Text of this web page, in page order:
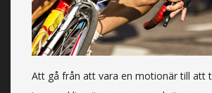
Att gå från att vara en motionär till att